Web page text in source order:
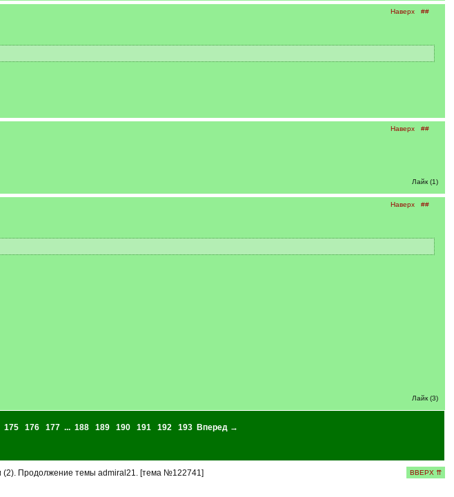
Наверх ##
Наверх ##
Лайк (1)
Наверх ##
Лайк (3)
175 176 177 ... 188 189 190 191 192 193
Вперед →
Продолжение темы admiral21. [тема №122741] ВВЕРХ ⇈